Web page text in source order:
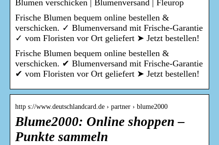
Blumen verschicken | Blumenversand | Fleurop
Frische Blumen bequem online bestellen &
verschicken. ✓ Blumenversand mit Frische-Garantie
✓ vom Floristen vor Ort geliefert ➤ Jetzt bestellen!
Frische Blumen bequem online bestellen &
verschicken. ✔ Blumenversand mit Frische-Garantie
✔ vom Floristen vor Ort geliefert ➤ Jetzt bestellen!
http s://www.deutschlandcard.de › partner › blume2000
Blume2000: Online shoppen –
Punkte sammeln